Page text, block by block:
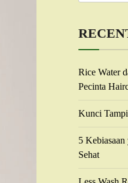
Rice Water
Pecinta
Kunci
5
Sehat